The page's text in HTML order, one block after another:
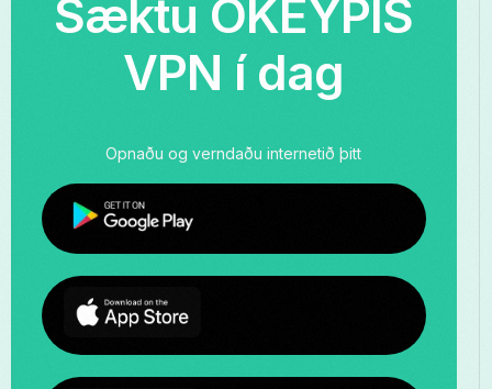
Sæktu ÓKEYPIS
VPN í dag
Opnaðu og verndaðu internetið þitt